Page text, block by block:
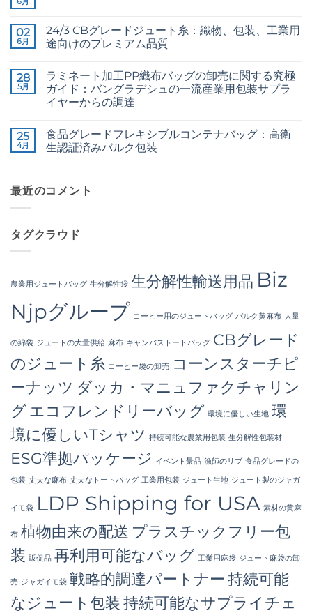
2026
Guide
to
36/4
Configurations
へ
の
だ
あ
り
ん
Fibre
Supplier
Bangladesh
へ
ト
は
ま
り
ま
せ
ん
02
6月
24/3 CBグレードジュート糸：織物、包装、工業用
途向けのプレミアム品質
Grade
Jute
Yarn:
Premium
Weaving,
Packaging
and
ン
ト
は
ま
り
ま
せ
28
5月
ラミネート加工PP織布バッグの卸売に関する究極
ガイド：バングラデシュの一流産業用包装サプラ
イヤーからの調達
Guide
to
Laminated
Wholesale:
Sourcing
Industrial
Packaging
の
ン
ト
は
り
25
4月
食品グレードフレキシブルコンテナバッグ：高衛
生認証済みバルク包装
Bag:
Certified
Packaging
へ
ト
り
最近のコメント
タグクラウド
農業用ジュートバッグ 生分解性袋 生分解性輸送用品 Biz
Njpグループ コーヒー用のジュートバッグ バルク黄麻布 大量
の綿袋 ジュートの大量供給 麻布 キャンバストートバッグ CBグレード
のジュート糸 コーヒー袋の卸売 コーンスターチピ
ーナッツ ダッカ・マニュファクチャリン
グエコフレンドリーバッグ 環境に優しい生地 環
境に優しいTシャツ 持続可能な農業用包装 生分解性包装材
ESG準拠パッケージ イベント景品 漁師のリブ 食品グレードの
包装 丈夫な麻布 丈夫なトートバッグ 工業用包装 ジュート生地 ジュート製のジャガ
イモ袋 LDP Shipping for USA 素材の黄麻
布 植物由来の配送 プラスチックフリー包
装 販促品 再利用可能なバッグ 工業用麻袋 ジュート麻袋の卸
売 ジャガイモ袋 戦略的調達パートナー 持続可能
なジュート包装持続可能なサプライチェ